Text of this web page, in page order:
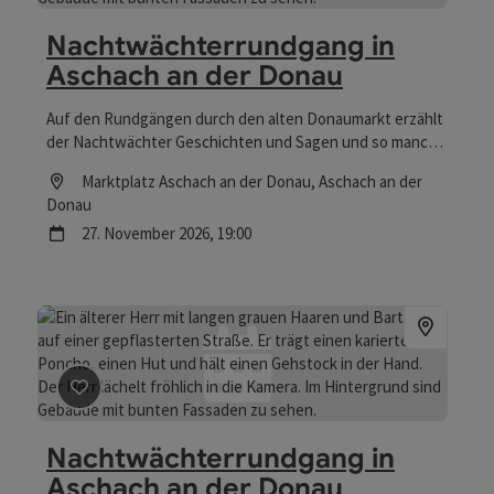
Nachtwächterrundgang in
Aschach an der Donau
Auf den Rundgängen durch den alten Donaumarkt erzählt
der Nachtwächter Geschichten und Sagen und so manch
Location
Marktplatz Aschach an der Donau, Aschach an der
Donau
Nächster Termin
27. November 2026, 19:00
Beitrag merken: Nachtwächterrundgang in Aschach an
Nachtwächterrundgang in